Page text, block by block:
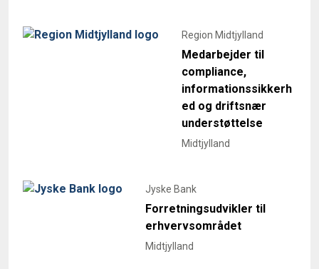
Region Midtjylland
Medarbejder til
compliance,
informationssikkerh
ed og driftsnær
understøttelse
Midtjylland
Jyske Bank
Forretningsudvikler til
erhvervsområdet
Midtjylland